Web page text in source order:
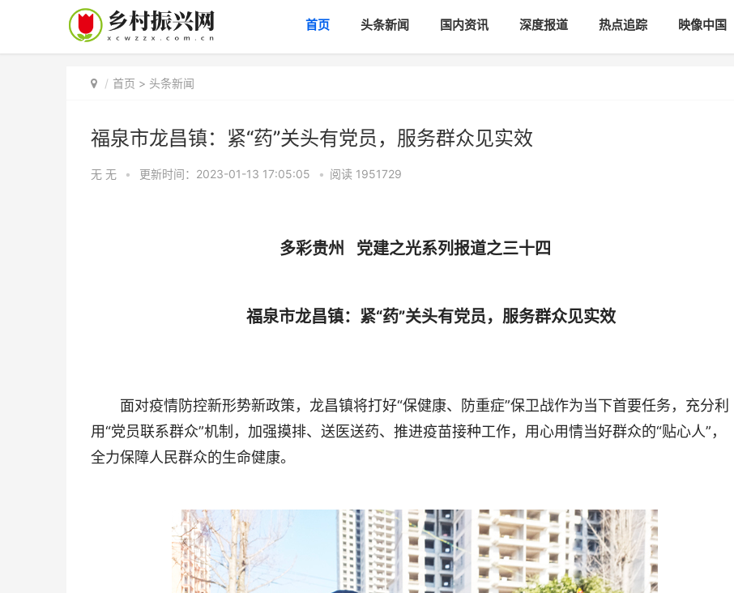
首页 头条新闻 国内资讯 深度报道 热点追踪 映像中国
首页 > 头条新闻
福泉市龙昌镇：紧“药”关头有党员，服务群众见实效
无 无 • 更新时间：2023-01-13 17:05:05 • 阅读 1951729
多彩贵州 党建之光系列报道之三十四
福泉市龙昌镇：紧“药”关头有党员，服务群众见实效
面对疫情防控新形势新政策，龙昌镇将打好“保健康、防重症”保卫战作为当下首要任务，充分利
用“党员联系群众”机制，加强摸排、送医送药、推进疫苗接种工作，用心用情当好群众的“贴心人”，
全力保障人民群众的生命健康。